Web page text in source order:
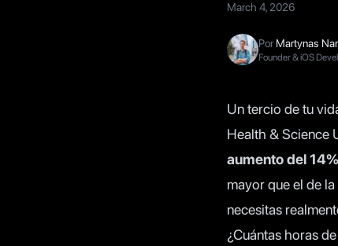
March 4, 2026
Por Martynas
Founder & iOS
Un tercio de tu
Health & Science
aumento del
mayor que el de
necesitas
¿Cuántas horas